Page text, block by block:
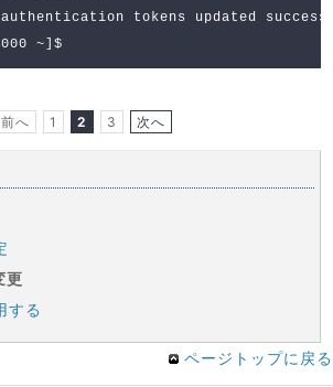
tokens updated
000 ~]$
前へ 1 2 3 次へ
更
する
ページトップに戻る